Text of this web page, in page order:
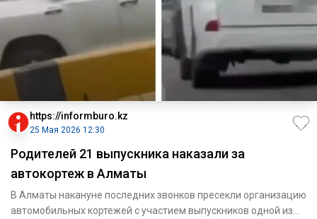
https://informburo.kz
25 Мая 2026 12:30
Родителей 21 выпускника наказали за
автокортеж в Алматы
В Алматы накануне последних звонков пресекли организацию
автомобильных кортежей с участием выпускников одной из